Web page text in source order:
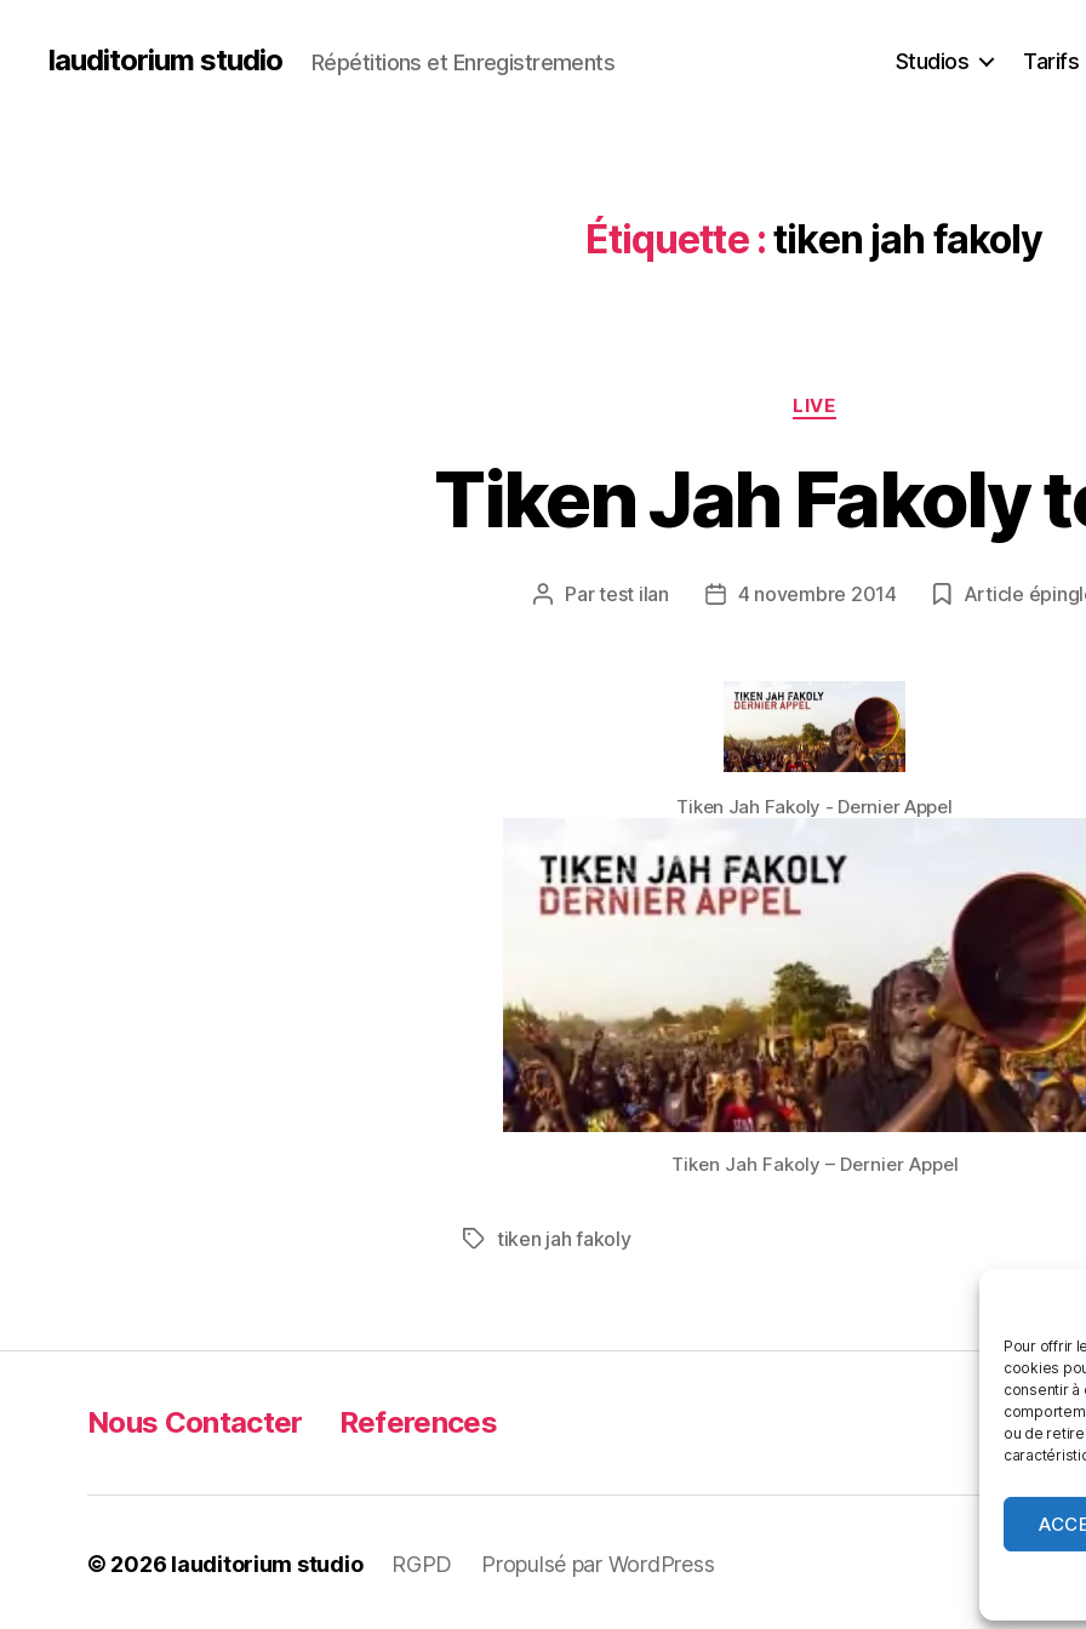
Pour offrir
cookies
consentir
ou de
lauditorium studio Répétitions et Enregistrements Studios Tarifs
Étiquette :tiken jah fakoly
Catégories
LIVE
Tiken Jah Fakoly
Auteur
Partest ilan
Date4 novembre 2014 Article
Tiken Jah Fakoly - Dernier Appel
Tiken Jah Fakoly – Dernier Appel
Étiquettes
tiken jah fakoly
Nous Contacter References
© 2026 lauditorium studio RGPD Propulsé par WordPress